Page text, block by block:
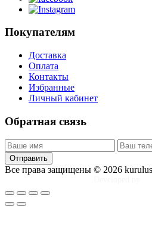
Покупателям
Доставка
Оплата
Контакты
Избранные
Личный кабинет
Обратная связь
Отправить
Все права защищены © 2026